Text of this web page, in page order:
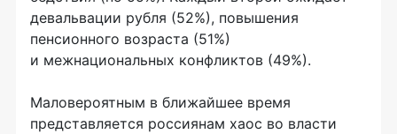
девальвации рубля (52%), повышения
пенсионного возраста (51%)
и межнациональных конфликтов (49%).
Маловероятным в ближайшее время
представляется россиянам хаос во власти